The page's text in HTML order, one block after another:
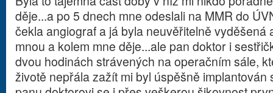
děje...a po 5 dnech mne odeslali na MMR do
čekla angiograf a já byla neuvěřitelně vyděšená
mnou a kolem mne děje...ale pan doktor i
dvou hodinách strávených na operačním sále,
životě nepřála zažít mi byl úspěšně